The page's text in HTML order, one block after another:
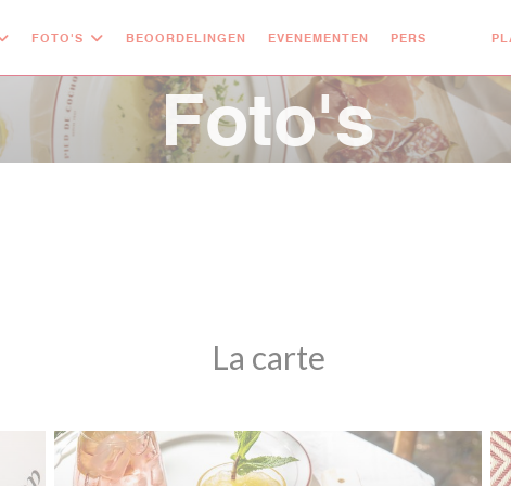
FOTO'S BEOORDELINGEN EVENEMENTEN PERS
Foto's
La carte